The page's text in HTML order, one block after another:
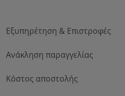
Εξυπηρέτηση & Επιστροφές
Ανάκληση παραγγελίας
Κόστος αποστολής